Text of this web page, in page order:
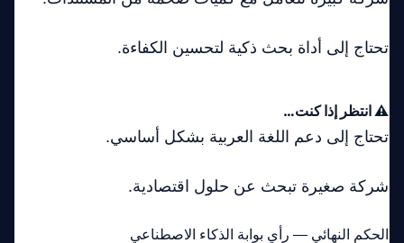
تحتاج إلى أداة بحث ذكية لتحسين الكفاءة.
⚠️ انتظر إذا كنت…
تحتاج إلى دعم اللغة العربية بشكل أساسي.
شركة صغيرة تبحث عن حلول اقتصادية.
الحكم النهائي — رأي بوابة الذكاء الاصطناعي